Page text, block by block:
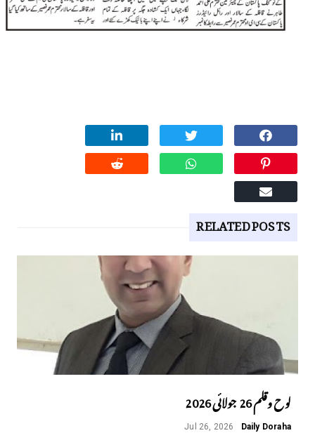
RELATED POSTS
لوح وقلم 26 جولائی 2026
Daily Doraha
Jul 26, 2026